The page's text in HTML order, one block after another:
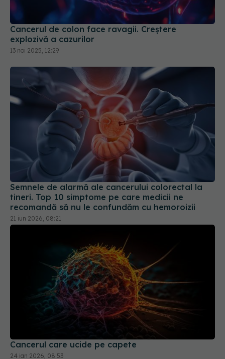
explozivă a cazurilor
13 noi 2025, 12:29
Semnele de alarmă ale cancerului colorectal la
tineri. Top 10 simptome pe care medicii ne
recomandă să nu le confundăm cu hemoroizii
21 iun 2026, 08:21
Cancerul care ucide pe capete